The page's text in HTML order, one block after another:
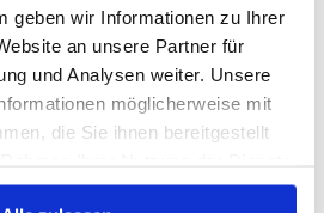
geben wir Informationen zu Ihrer
an unsere Partner für
und Analysen weiter. Unsere
möglicherweise mit
die Sie ihnen bereitgestellt